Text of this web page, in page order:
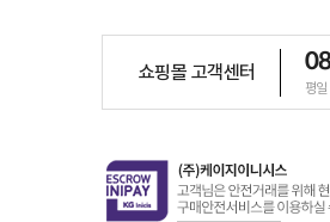
쇼핑몰 고객센터
평